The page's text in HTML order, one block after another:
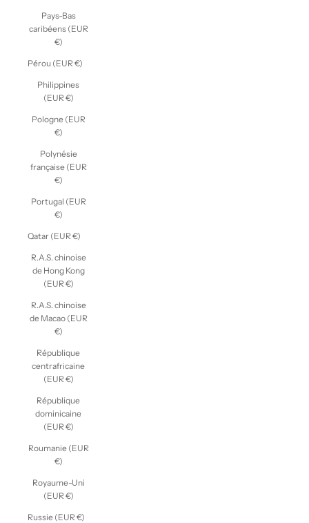
Pays-Bas
caribéens (EUR
€)
Pérou (EUR €)
Philippines
(EUR €)
Pologne (EUR
€)
Polynésie
française (EUR
€)
Portugal (EUR
€)
Qatar (EUR €)
R.A.S. chinoise
de Hong Kong
(EUR €)
R.A.S. chinoise
de Macao (EUR
€)
République
centrafricaine
(EUR €)
République
dominicaine
(EUR €)
Roumanie (EUR
€)
Royaume-Uni
(EUR €)
Russie (EUR €)